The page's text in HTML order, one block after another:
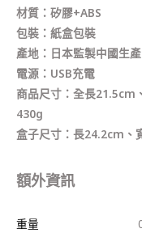
材質：矽膠+ABS
包裝：紙盒包裝
產地：日本監製中國生產
電源：USB充電
商品尺寸：全長21.5cm
430g
盒子尺寸：長24.2cm、
額外資訊
重量